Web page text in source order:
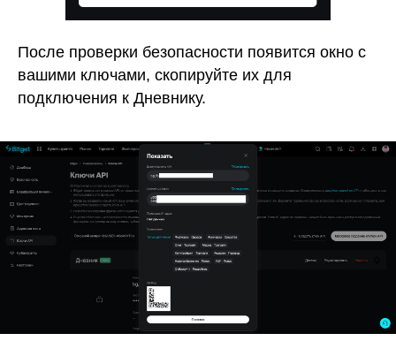
После проверки безопасности появится окно с
вашими ключами, скопируйте их для
подключения к Дневнику.